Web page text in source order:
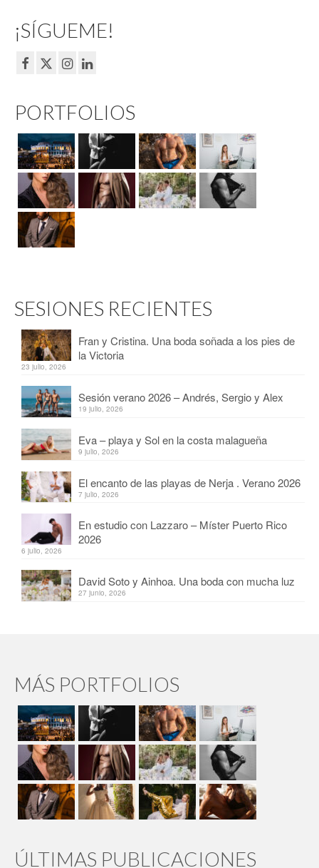
¡SÍGUEME!
PORTFOLIOS
SESIONES RECIENTES
Fran y Cristina. Una boda soñada a los pies de
la Victoria
23 julio, 2026
Sesión verano 2026 – Andrés, Sergio y Alex
19 julio, 2026
Eva – playa y Sol en la costa malagueña
9 julio, 2026
El encanto de las playas de Nerja . Verano 2026
7 julio, 2026
En estudio con Lazzaro – Míster Puerto Rico
2026
6 julio, 2026
David Soto y Ainhoa. Una boda con mucha luz
27 junio, 2026
MÁS PORTFOLIOS
ÚLTIMAS PUBLICACIONES